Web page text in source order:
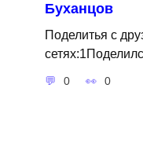
Буханцов
Поделитья с
0 0